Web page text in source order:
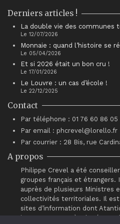
Derniers articles !
La double vie des communes
Le 12/07/2026
Monnaie : quand l’histoire se
Le 05/04/2026
Et si 2026 était un bon cru !
Le 17/01/2026
Le Louvre : un cas d’école !
Le 22/12/2025
Contact
Par téléphone : 01 76 60 86 05
Par email : phcrevel@lorello.fr
Par courrier : 28 Bis, rue
A propos
Philippe Crevel a été
groupes français et
auprès de plusieurs Ministres
collectivités territoriales. Il
sites d’information dont
intervenant auprès du réseau